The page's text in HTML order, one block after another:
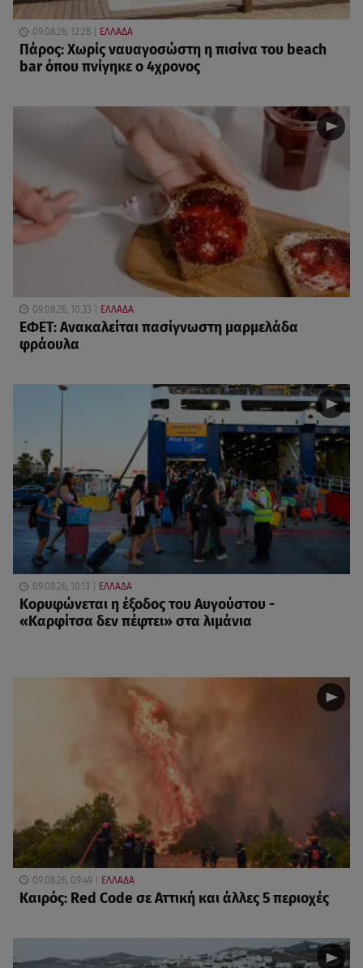
09.08.26, 12:28 ΕΛΛΑΔΑ
Πάρος: Χωρίς ναυαγοσώστη η πισίνα του beach
bar όπου πνίγηκε ο 4χρονος
09.08.26, 10:33 ΕΛΛΑΔΑ
ΕΦΕΤ: Ανακαλείται πασίγνωστη μαρμελάδα
φράουλα
09.08.26, 10:13 ΕΛΛΑΔΑ
Κορυφώνεται η έξοδος του Αυγούστου -
«Καρφίτσα δεν πέφτει» στα λιμάνια
09.08.26, 09:49 ΕΛΛΑΔΑ
Καιρός: Red Code σε Αττική και άλλες 5 περιοχές